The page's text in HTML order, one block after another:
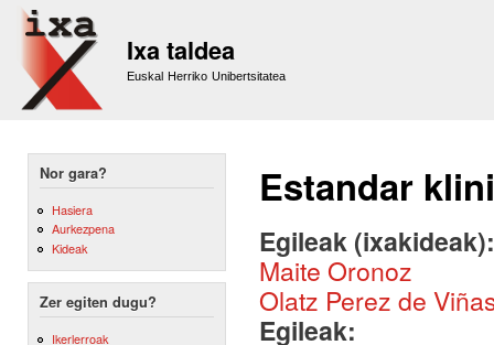
Ixa taldea
Euskal Herriko Unibertsitatea
Nor gara?
Hasiera
Aurkezpena
Kideak
Zer egiten dugu?
Ikerlerroak
Estandar
Egileak
Maite Oronoz
Olatz Perez de
Egileak: